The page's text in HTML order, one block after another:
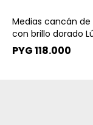
Medias cancán de
con brillo dorado
PYG118.000